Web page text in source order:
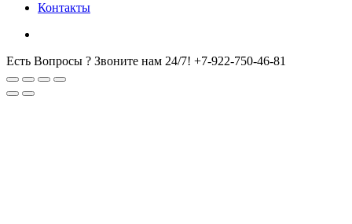
Контакты
Есть Вопросы ? Звоните нам 24/7! +7-922-750-46-81